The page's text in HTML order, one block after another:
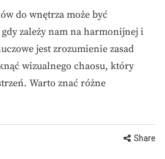
do wnętrza może być
gdy zależy nam na harmonijnej i
jest zrozumienie zasad
wizualnego chaosu, który
Warto znać różne
Share